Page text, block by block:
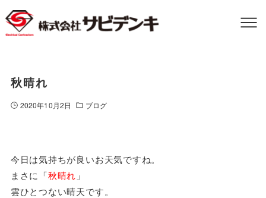
秋晴れ
2020年10月2日 ブログ
今日は気持ちが良いお天気ですね。
まさに「秋晴れ 」
雲ひとつない晴天です。